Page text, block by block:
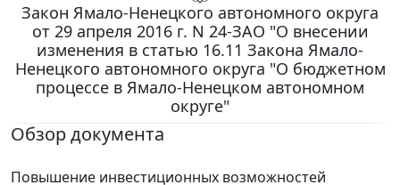
Закон Ямало-Ненецкого автономного округа
от 29 апреля 2016 г. N 24-ЗАО "О внесении
изменения в статью 16.11 Закона Ямало-
Ненецкого автономного округа "О бюджетном
процессе в Ямало-Ненецком автономном
округе"
Обзор документа
Повышение инвестиционных возможностей